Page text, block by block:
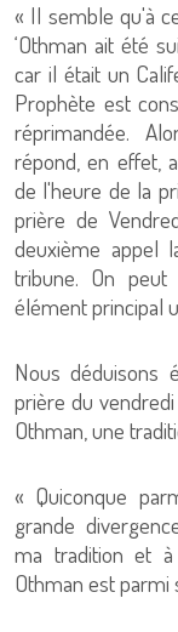
« Il semble qu'à
‘Othman ait été
car il était un
Prophète est
réprimandée.
répond, en effet,
de l'heure de la
prière de
deuxième appel
tribune. On
élément principal
Nous déduisons
prière du
Othman, une
« Quiconque
grande
ma tradition et
Othman est parmi